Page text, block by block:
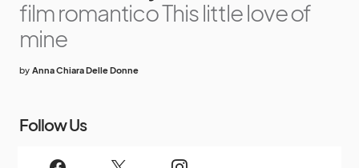
film romantico This little love of
mine
by Anna Chiara Delle Donne
Follow Us